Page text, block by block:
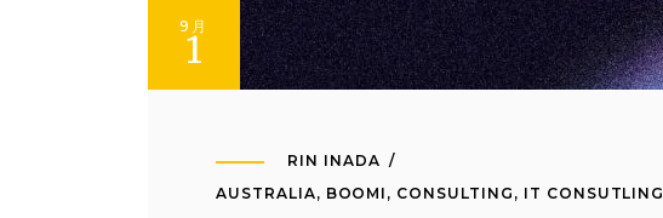
9月
1
RIN INADA
AUSTRALIA, BOOMI , CONSULTING , IT CONSUTLING